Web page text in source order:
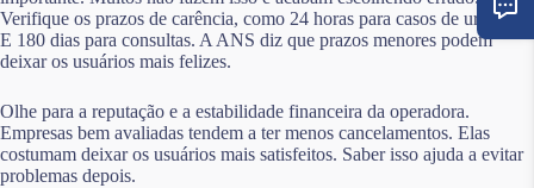
Verifique os prazos de carência, como 24 horas para casos de urgência.
E 180 dias para consultas. A ANS diz que prazos menores podem
deixar os usuários mais felizes.
Olhe para a reputação e a estabilidade financeira da operadora.
Empresas bem avaliadas tendem a ter menos cancelamentos. Elas
costumam deixar os usuários mais satisfeitos. Saber isso ajuda a evitar
problemas depois.